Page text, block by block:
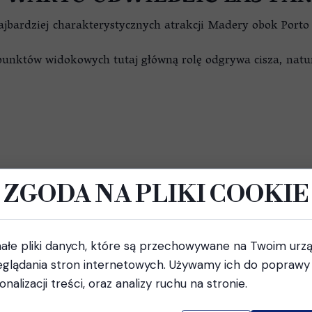
charakterystycznych atrakcji Madery obok
widokowych tutaj główną rolę odgrywa cisza,
SPACER PO LESIE FANAL
ani dużej kondycji. W okolicy znajduje się kilka
spacer i podziwianie krajobrazów.
ZGODA NA PLIKI COOKIE
pliki danych, które są przechowywane na Twoim
stron internetowych. Używamy ich do poprawy
treści, oraz analizy ruchu na stronie.